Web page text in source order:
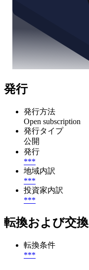
発行
発行方法
Open subscription
発行タイプ
公開
発行
***
地域内訳
***
投資家内訳
***
転換および交換
転換条件
***